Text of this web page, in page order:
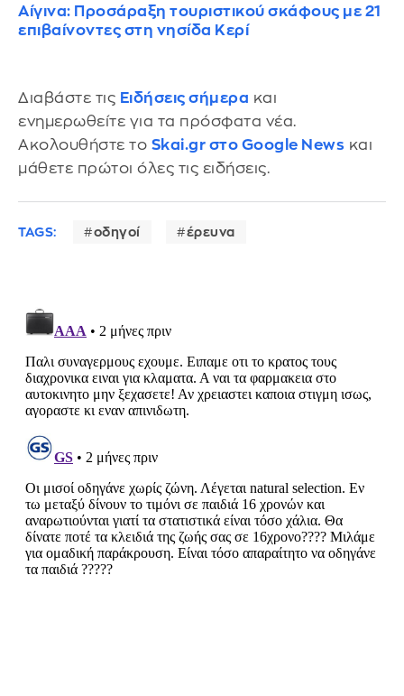
Αίγινα: Προσάραξη τουριστικού σκάφους με 21
επιβαίνοντες στη νησίδα Κερί
Διαβάστε τις Ειδήσεις σήμερα και
ενημερωθείτε για τα πρόσφατα νέα.
Ακολουθήστε το Skai.gr στο Google News και
μάθετε πρώτοι όλες τις ειδήσεις.
TAGS: οδηγοί έρευνα